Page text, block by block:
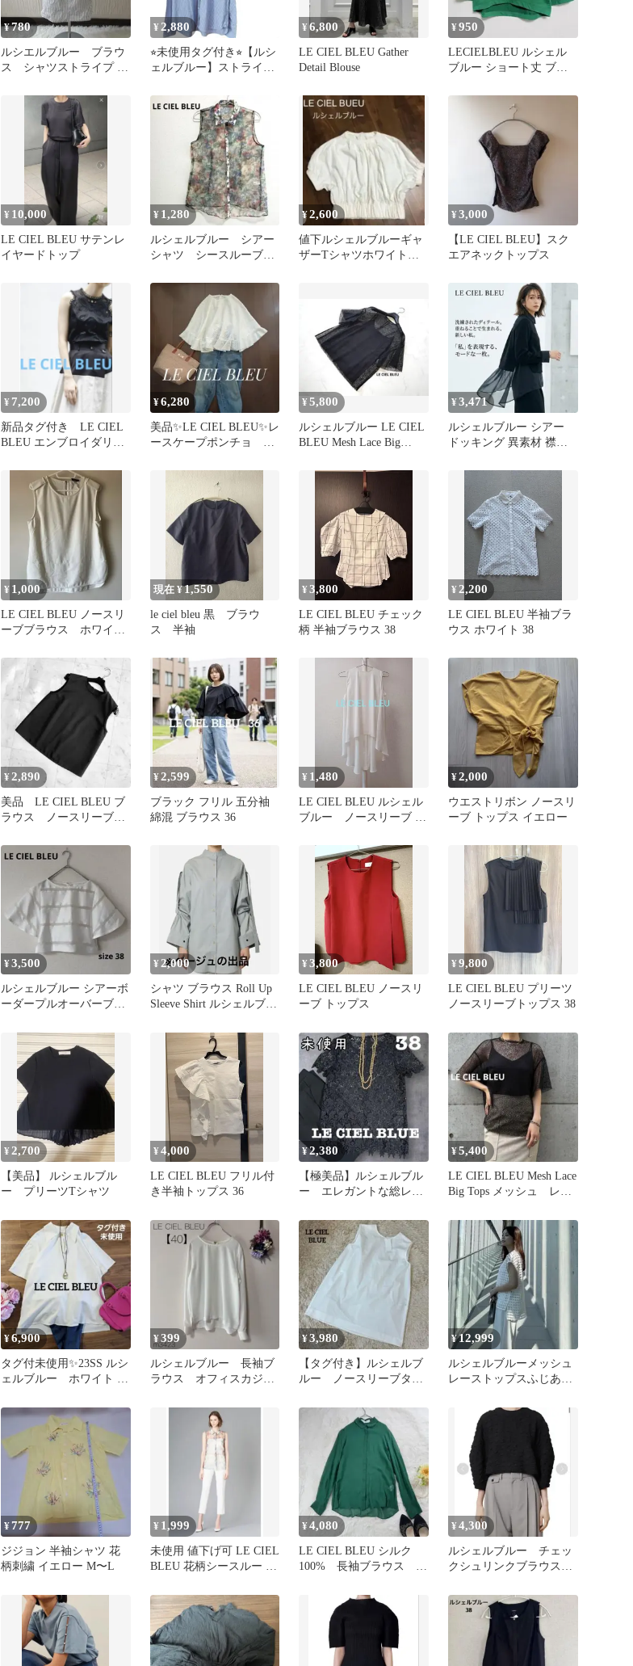
¥780
ルシエルブルー ブラウ
ス シャツストライプ オ
¥ 2,880
⭐︎未使用タグ付き⭐︎【ルシ
ェルブルー】ストライプ
¥6,800
LE CIEL BLEU Gather
Detail Blouse
¥950
LECIELBLEU ルシェル
ブルー ショート丈 ブラ
¥ 10,000
LE CIEL BLEU サテンレ
イヤードトップ
¥ 1,280
ルシェルブルー シアー
シャツ シースルーブラ
ローラル 花柄
¥2,600
値下ルシェルブルーギャ
ザーTシャツホワイト検
¥3,000
【LE CIEL BLEU】スク
エアネックトップス
¥ 7,200
新品タグ付き LE CIEL
BLEU エンブロイダリー
¥6,280
美品✨LE CIEL BLEU✨レ
ースケープポンチョ ブ
¥5,800
ルシェルブルー LE CIEL
BLEU Mesh Lace Big
¥3,471
ルシェルブルー シアー
ドッキング 異素材 襟付
¥ 1,000
LE CIEL BLEU ノースリ
ーブブラウス ホワイ
現在 ¥1,550
le ciel bleu 黒 ブラウ
ス 半袖
¥3,800
LE CIEL BLEU チェック
柄 半袖ブラウス 38
¥ 2,200
LE CIEL BLEU 半袖ブラ
ウス ホワイト 38
¥2,890
美品 LE CIEL BLEU ブ
ラウス ノースリーブ
¥2,599
ブラック フリル 五分袖
綿混 ブラウス 36
¥ 1,480
LE CIEL BLEU ルシェル
ブルー ノースリーブ ホ
¥2,000
ウエストリボン ノースリ
ーブ トップス イエロー
¥3,500
ルシェルブルー シアーボ
ーダープルオーバーブラ
ョート丈
¥2,000
シャツ ブラウス Roll Up
Sleeve Shirt ルシェルブル
¥3,800
LE CIEL BLEU ノースリ
ーブ トップス
¥9,800
LE CIEL BLEU プリーツ
ノースリーブトップス 38
¥2,700
【美品】 ルシェルブル
ー プリーツTシャツ
¥4,000
LE CIEL BLEU フリル付
き半袖トップス 36
¥2,380
【極美品】ルシェルブル
ー エレガントな総レー
黒 ブラック
¥5,400
LE CIEL BLEU Mesh Lace
Big Tops メッシュ レー
¥6,900
タグ付未使用✨️23SS ルシ
ェルブルー ホワイト ス
¥399
ルシェルブルー 長袖ブ
ラウス オフィスカジュ
白 【40】L
¥3,980
【タグ付き】ルシェルブ
ルー ノースリーブタッ
¥12,999
ルシェルブルーメッシュ
レーストップスふじあみ
¥ 777
ジジョン 半袖シャツ 花
柄刺繍 イエロー M〜L
¥ 1,999
未使用 値下げ可 LE CIEL
BLEU 花柄シースルー ノ
¥4,080
LE CIEL BLEU シルク
100% 長袖ブラウス シ
¥ 4,300
ルシェルブルー チェッ
クシュリンクブラウス